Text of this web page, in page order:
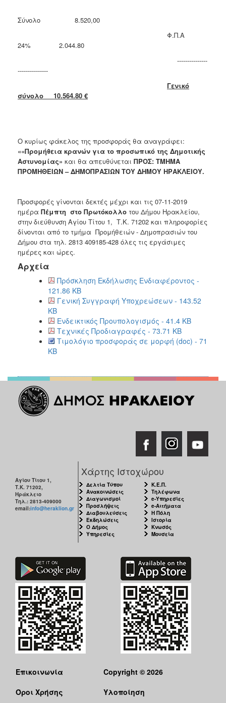
Σύνολο 8.520,00
Φ.Π.Α
24% 2.044.80
---------------
---------------
Γενικό
σύνολο 10.564.80 €
Ο κυρίως φάκελος της προσφοράς θα αναγράφει:
««Προμήθεια κρανών για το προσωπικό της Δημοτικής
Αστυνομίας» και θα απευθύνεται ΠΡΟΣ: ΤΜΗΜΑ
ΠΡΟΜΗΘΕΙΩΝ – ΔΗΜΟΠΡΑΣΙΩΝ ΤΟΥ ΔΗΜΟΥ ΗΡΑΚΛΕΙΟΥ.
Προσφορές γίνονται δεκτές μέχρι και τις 07-11-2019
ημέρα Πέμπτη στο Πρωτόκολλο του Δήμου Ηρακλείου,
στην διεύθυνση Αγίου Τίτου 1, Τ.Κ. 71202 και πληροφορίες
δίνονται από το τμήμα Προμήθειών - Δημοπρασιών του
Δήμου στα τηλ. 2813 409185-428 όλες τις εργάσιμες
ημέρες και ώρες.
Αρχεία
Πρόσκληση Εκδήλωσης Ενδιαφέροντος -
121.86 KB
Γενική Συγγραφή Υποχρεώσεων - 143.52
KB
Ενδεικτικός Προυπολογισμός - 41.4 KB
Τεχνικές Προδιαγραφές - 73.71 KB
Τιμολόγιο προσφοράς σε μορφή (doc) - 71
KB
Αγίου Τίτου 1,
Τ.Κ. 71202,
Ηράκλειο
Τηλ.: 2813-409000
email:info@heraklion.gr
Χάρτης Ιστοχώρου
Δελτία Τύπου
Ανακοινώσεις
Διαγωνισμοί
Προσλήψεις
Διαβουλεύσεις
Εκδηλώσεις
Ο Δήμος
Υπηρεσίες
Κ.Ε.Π.
Τηλέφωνα
e-Υπηρεσίες
e-Αιτήματα
Η Πόλη
Ιστορία
Κνωσός
Μουσεία
Επικοινωνία
Όροι Χρήσης
Copyright © 2026
Υλοποίηση